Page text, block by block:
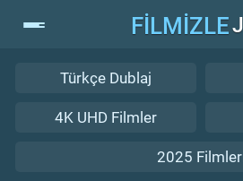
FİLMİZLE
Türkçe Dublaj
4K UHD Filmler
2025